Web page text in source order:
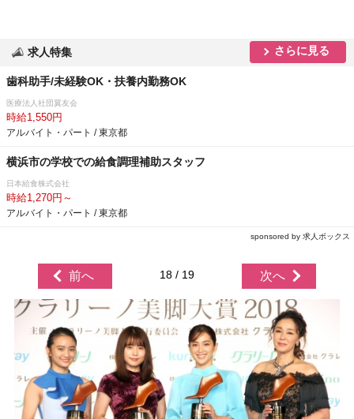
求人特集 さらに見る
歯科助手/未経験OK・扶養内勤務OK
医療法人社団翼友会
時給1,550円
アルバイト・パート / 東京都
横浜市の学校での給食調理補助スタッフ
日本給食株式会社
時給1,270円～
アルバイト・パート / 東京都
sponsored by 求人ボックス
前へ 18 / 19 次へ